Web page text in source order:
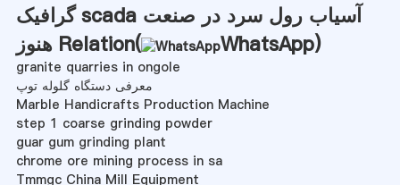
گرافیک scada آسیاب رول سرد در صنعت
هنوز Relation(
WhatsApp)
granite quarries in ongole
معرفی دستگاه گلوله توپ
Marble Handicrafts Production Machine
step 1 coarse grinding powder
guar gum grinding plant
chrome ore mining process in sa
Tmmgc China Mill Equipment